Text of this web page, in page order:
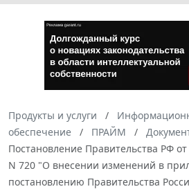
Продукты и услуги
обеспечение
ПРАЙМ
Постановление Правительства РФ от
N 720 "О внесении изменений в
постановлению Правительства